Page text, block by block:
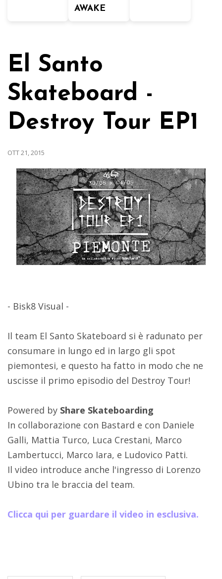
AWAKE
El Santo
Skateboard -
Destroy Tour EP1
OTT 21, 2015
- Bisk8 Visual -
Il team El Santo Skateboard si è radunato per
consumare in lungo ed in largo gli spot
piemontesi, e questo ha fatto in modo che ne
uscisse il primo episodio del Destroy Tour!
Powered by Share Skateboarding
In collaborazione con Bastard e con Daniele
Galli, Mattia Turco, Luca Crestani, Marco
Lambertucci, Marco Iara, e Ludovico Patti.
Il video introduce anche l'ingresso di Lorenzo
Ubino tra le braccia del team.
Clicca qui per guardare il video in esclusiva.